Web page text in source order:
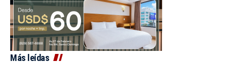
Más leídas